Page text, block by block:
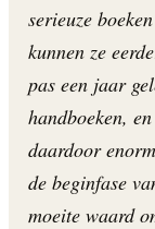
serieuze
kunnen ze
pas een jaar
handboeken,
daardoor
de beginfase
moeite waard